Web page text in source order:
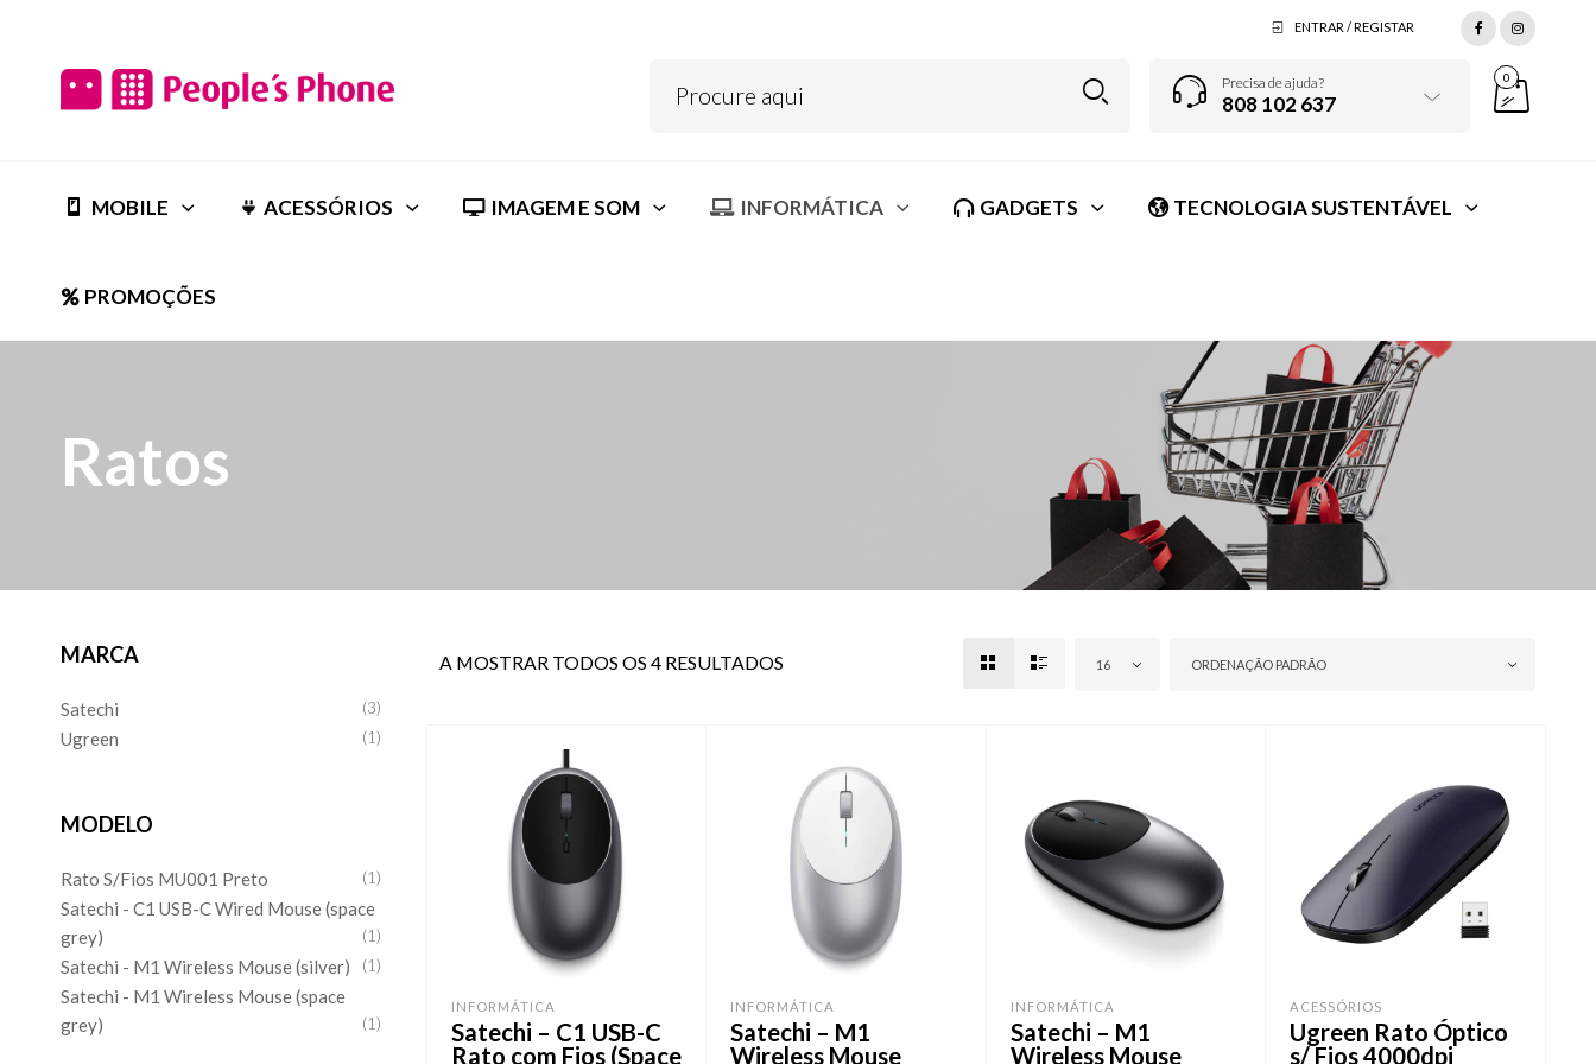
ENTRAR / REGISTAR
Precisa de ajuda?
808 102 637
0
MOBILE ACESSÓRIOS IMAGEM E SOM INFORMÁTICA GADGETS TECNOLOGIA SUSTENTÁVEL
PROMOÇÕES
Ratos
MARCA
Satechi (3)
Ugreen (1)
MODELO
Rato S/Fios MU001 Preto (1)
Satechi - C1 USB-C Wired Mouse (space
grey)
(1)
Satechi - M1 Wireless Mouse (silver) (1)
Satechi - M1 Wireless Mouse (space
grey)
(1)
A MOSTRAR TODOS OS 4 RESULTADOS 16 ORDENAÇÃO PADRÃO
INFORMÁTICA
Satechi – C1 USB-C
Rato com Fios (Space
INFORMÁTICA
Satechi – M1
Wireless Mouse
INFORMÁTICA
Satechi – M1
Wireless Mouse
ACESSÓRIOS
Ugreen Rato Óptico
s/ Fios 4000dpi